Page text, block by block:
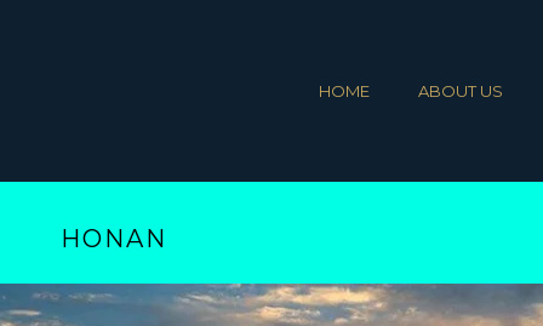
HOME ABOUT US
HONAN